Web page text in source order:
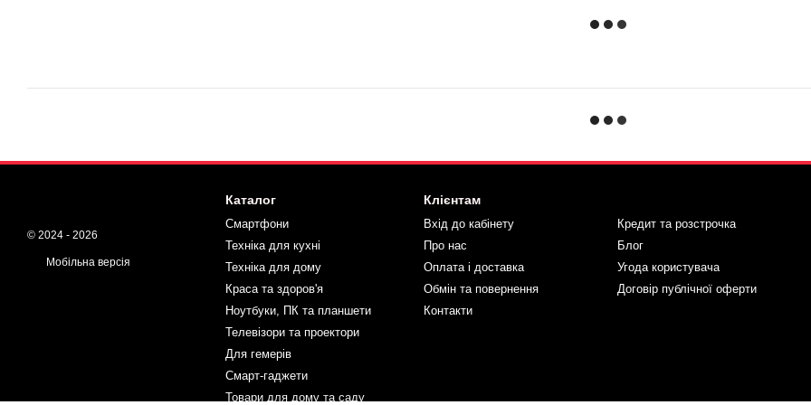
© 2024 - 2026
Мобільна версія
Каталог
Смартфони
Техніка для кухні
Техніка для дому
Краса та здоров'я
Ноутбуки, ПК та планшети
Телевізори та проектори
Для гемерів
Смарт-гаджети
Товари для дому та саду
Клієнтам
Вхід до кабінету
Про нас
Оплата і доставка
Обмін та повернення
Контакти
Кредит та розстрочка
Блог
Угода користувача
Договір публічної оферти